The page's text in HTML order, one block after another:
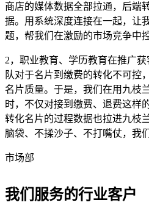
商店的媒体数据全部拉通，后端
据。用系统深度连接在一起，让
题，帮我们在激励的市场竞争中
2，职业教育、学历教育在推广
队对于名片到缴费的转化不可控
名片质量。于是，我们在用九枝
时，不仅对接到缴费、退费这样
转化名片的过程数据也拉进九枝
脑袋、不揉沙子、不打嘴仗，我
市场部
我们服务的行业客户